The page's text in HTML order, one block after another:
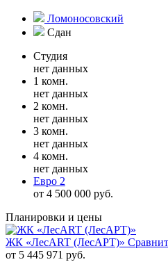
Ломоносовский
Сдан
Студия
нет данных
1 комн.
нет данных
2 комн.
нет данных
3 комн.
нет данных
4 комн.
нет данных
Евро 2
от 4 500 000 руб.
Планировки и цены
ЖК «ЛесART (ЛесАРТ)»
от 5 445 971 руб.